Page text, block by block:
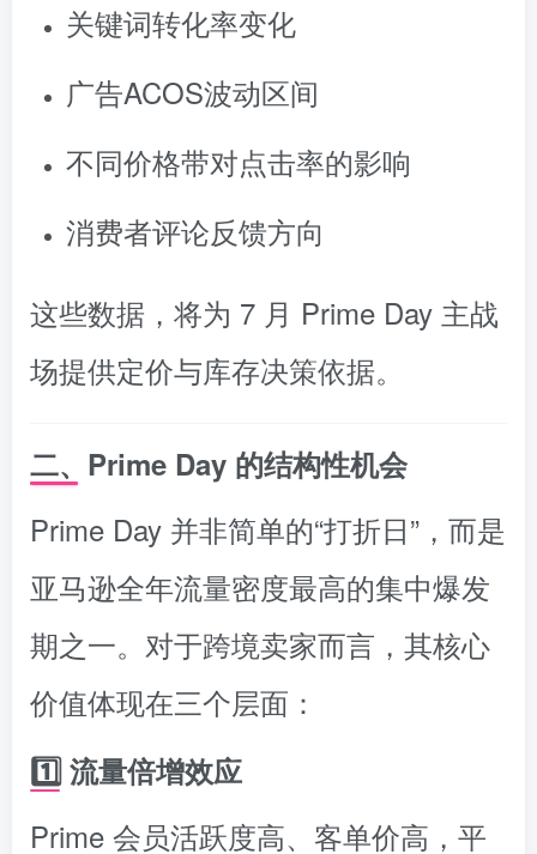
关键词转化率变化
广告ACOS波动区间
不同价格带对点击率的影响
消费者评论反馈方向
这些数据，将为 7 月 Prime Day 主战
场提供定价与库存决策依据。
二、Prime Day 的结构性机会
Prime Day 并非简单的“打折日”，而是
亚马逊全年流量密度最高的集中爆发
期之一。对于跨境卖家而言，其核心
价值体现在三个层面：
1️⃣ 流量倍增效应
Prime 会员活跃度高、客单价高，平